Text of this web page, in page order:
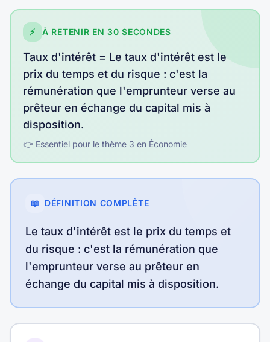
⚡ À RETENIR EN 30 SECONDES
Taux d'intérêt = Le taux d'intérêt est le
prix du temps et du risque : c'est la
rémunération que l'emprunteur verse au
prêteur en échange du capital mis à
disposition.
👉 Essentiel pour le thème 3 en Économie
📖 DÉFINITION COMPLÈTE
Le taux d'intérêt est le prix du temps et
du risque : c'est la rémunération que
l'emprunteur verse au prêteur en
échange du capital mis à disposition.